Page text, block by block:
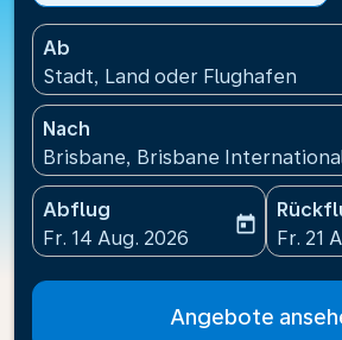
Ab
Stadt, Land oder Flughafen
Nach
Brisbane, Brisbane
Abflug
fc-booking-departure-date-
Fr. 14 Aug. 2026
today
fc-
Fr. 21
Angebote